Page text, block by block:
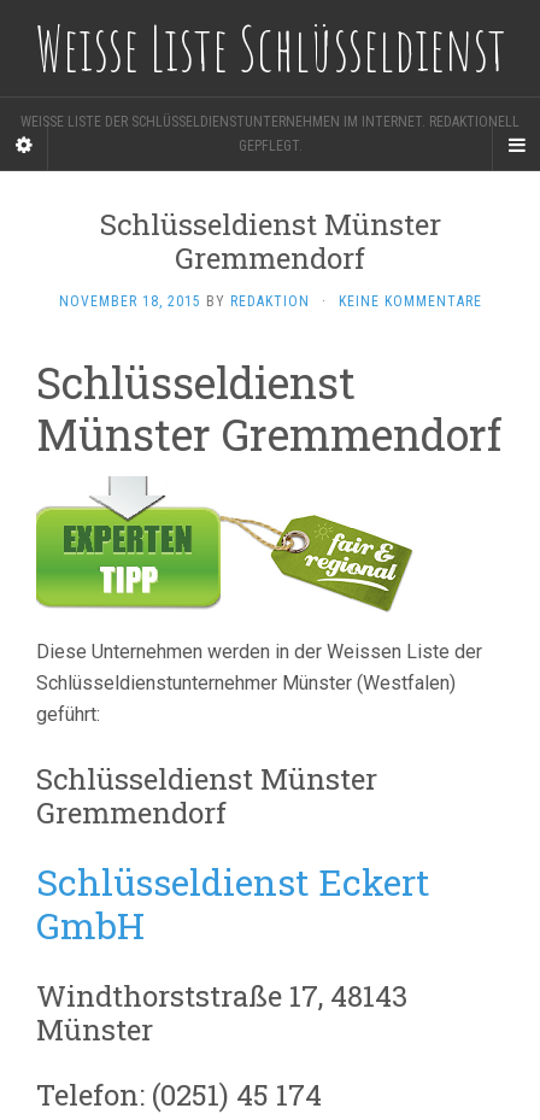
Weisse Liste Schlüsseldienst
WEISSE LISTE DER SCHLÜSSELDIENSTUNTERNEHMEN IM INTERNET. REDAKTIONELL
GEPFLEGT.
Schlüsseldienst Münster
Gremmendorf
NOVEMBER 18, 2015 BY REDAKTION · KEINE KOMMENTARE
Schlüsseldienst
Münster Gremmendorf
Diese Unternehmen werden in der Weissen Liste der
Schlüsseldienstunternehmer Münster (Westfalen)
geführt:
Schlüsseldienst Münster
Gremmendorf
Schlüsseldienst Eckert
GmbH
Windthorststraße 17, 48143
Münster
Telefon: (0251) 45 174